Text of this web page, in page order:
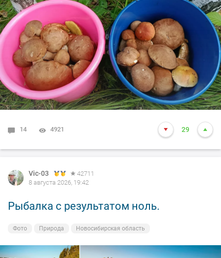
14 4921 29
Vic-03
42711
8 августа 2026, 19:42
Рыбалка с результатом ноль.
Фото Природа Новосибирская область